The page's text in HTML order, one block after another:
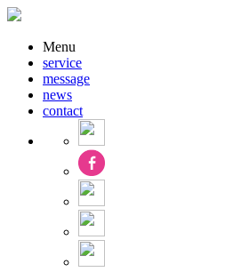
Menu
service
message
news
contact